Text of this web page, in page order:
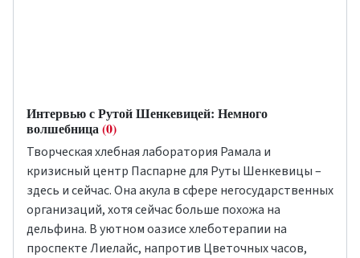
Интервью с Рутой Шенкевицей: Немного
волшебница(0)
Творческая хлебная лаборатория Рамала и
кризисный центр Паспарнедля Руты Шенкевицы –
здесь и сейчас. Она акула в сфере негосударственных
организаций, хотя сейчас больше похожа на
дельфина. В уютном оазисе хлеботерапии на
проспекте Лиелайс, напротив Цветочных часов,